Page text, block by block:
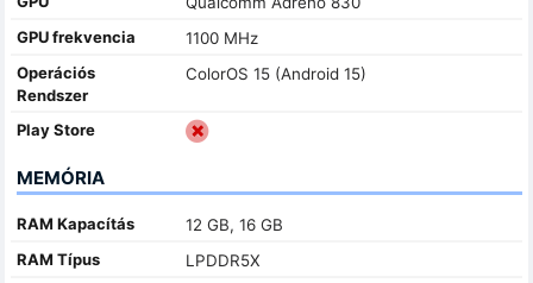
GPU frekvencia
1100 MHz
Operációs
Rendszer
ColorOS 15 (Android 15)
Play Store
MEMÓRIA
RAM Kapacítás
12 GB, 16 GB
RAM Típus
LPDDR5X